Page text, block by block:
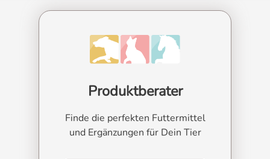
Produktberater
Finde die perfekten Futtermittel
und Ergänzungen für Dein Tier